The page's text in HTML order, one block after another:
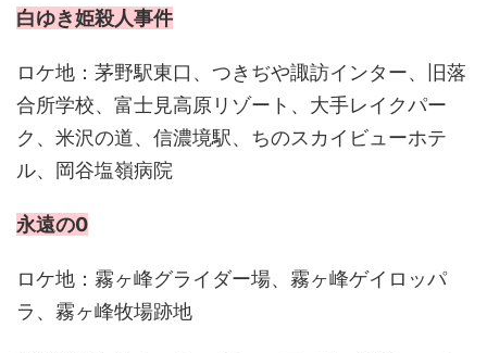
白ゆき姫殺人事件
ロケ地：茅野駅東口、つきぢや諏訪インター、旧落
合所学校、富士見高原リゾート、大手レイクパー
ク、米沢の道、信濃境駅、ちのスカイビューホテ
ル、岡谷塩嶺病院
永遠の0
ロケ地：霧ヶ峰グライダー場、霧ヶ峰ゲイロッパ
ラ、霧ヶ峰牧場跡地